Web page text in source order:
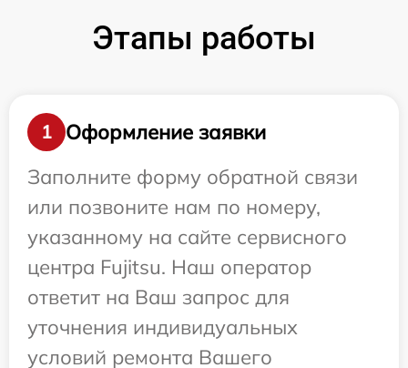
Этапы работы
1
Оформление заявки
Заполните форму обратной связи
или позвоните нам по номеру,
указанному на сайте сервисного
центра Fujitsu. Наш оператор
ответит на Ваш запрос для
уточнения индивидуальных
условий ремонта Вашего